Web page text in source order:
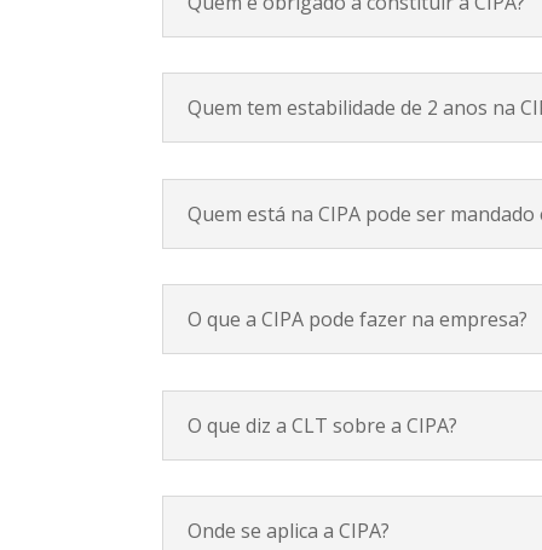
Quem tem estabilidade de 2 anos na
Quem está na CIPA pode ser mandado
O que a CIPA pode fazer na empresa?
O que diz a CLT sobre a CIPA?
Onde se aplica a CIPA?